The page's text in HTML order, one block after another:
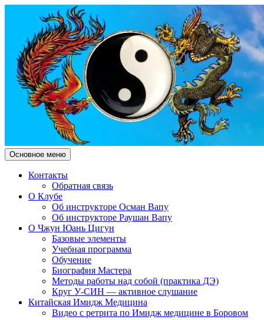
Чжун Юань Цигун Клуб
"Здесь и Сейчас"
Поиск
Основное меню Перейти
к
Контакты
Обратная связь
О Клубе
Об инструкторе Осман Вапу
Об инструкторе Раушан Вапу
О Чжун Юань Цигун
Базовые элементы
Учебная программа
Обучение
Биография Мастера
Методы работы над собой (практика ДЭ)
Круг У-СИН — активное слушание
Китайская Имидж Медицина
Видео с ретрита по Имидж медицине в Боровом